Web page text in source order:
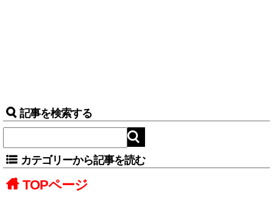
記事を検索する
カテゴリーから記事を読む
TOPページ